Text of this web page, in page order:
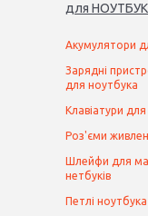
для НОУТБУК
Акумулятори
Зарядні
для ноутбука
Клавіатури для
Роз'єми
Шлейфи для
нетбуків
Петлі ноутбука